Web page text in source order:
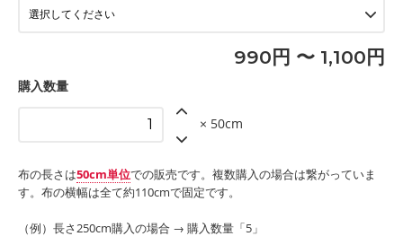
もっと詳しく見る
990円 〜 1,100円
購入数量
× 50cm
布の長さは50cm単位での販売です。複数購入の場合は繋がっていま
す。布の横幅は全て約110cmで固定です。
（例）長さ250cm購入の場合 → 購入数量「5」